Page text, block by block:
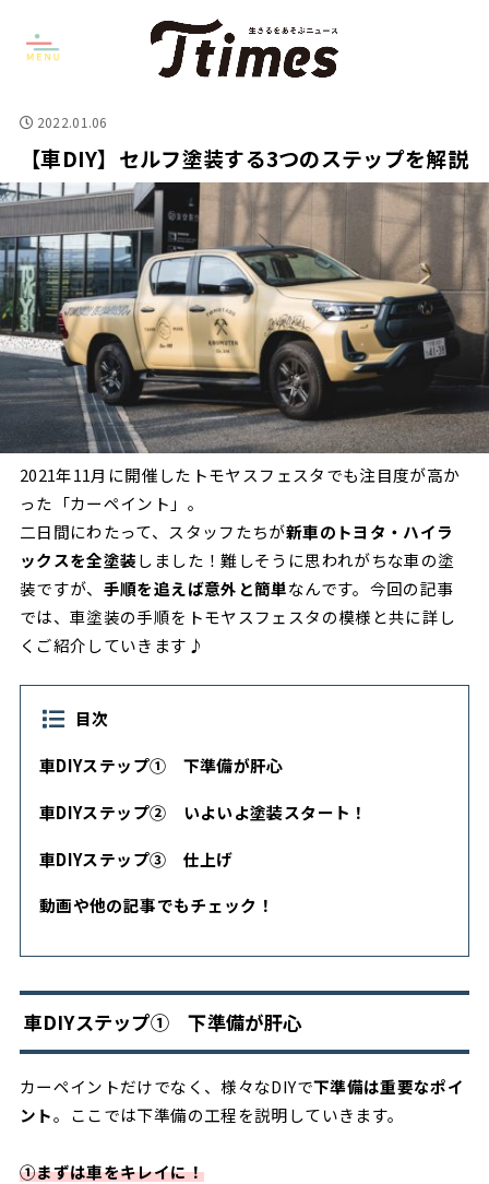
2022.01.06
【車DIY】セルフ塗装する3つのステップを解説
2021年11月に開催したトモヤスフェスタでも注目度が高か
った「カーペイント」。
二日間にわたって、スタッフたちが新車のトヨタ・ハイラ
ックスを全塗装しました！難しそうに思われがちな車の塗
装ですが、 手順を追えば意外と簡単なんです。今回の記事
では、車塗装の手順をトモヤスフェスタの模様と共に詳し
くご紹介していきます♪
目次
車DIYステップ➀ 下準備が肝心
車DIYステップ➁ いよいよ塗装スタート！
車DIYステップ➂ 仕上げ
動画や他の記事でもチェック！
車DIYステップ➀ 下準備が肝心
カーペイントだけでなく、様々なDIYで下準備は重要なポイ
ント。ここでは下準備の工程を説明していきます。
➀まずは車をキレイに！